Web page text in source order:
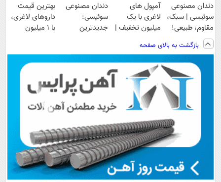
دندان مصنوعی
سوئیسی | سبک،
مقاوم، طبیعی!
ویزیت
رایگان+پرداخت
اقساطی😍
آمپول های
لاغری با یک
میلیون تخفیف |
داروخانه های
معتبر
دندان مصنوعی
سوئیسی:
جدیدترین
پرداخت قسطی
بهترین قیمت
داروهای لاغری،
با ۱ میلیون
بازگشت به بالای صفحه